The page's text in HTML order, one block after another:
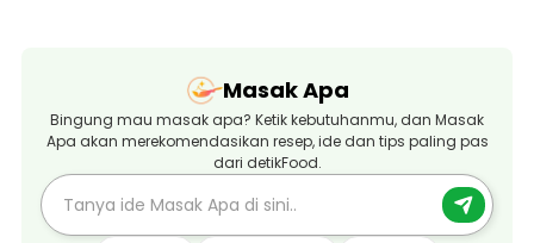
Masak Apa
Bingung mau masak apa? Ketik kebutuhanmu, dan Masak
Apa akan merekomendasikan resep, ide dan tips paling pas
dari detikFood.